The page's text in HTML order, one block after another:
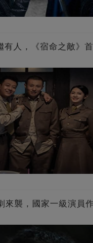
有人，《宿命之敵》
來襲，國家一級演員